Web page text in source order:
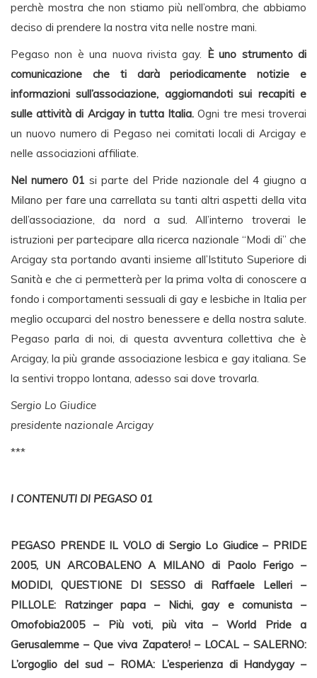
perchè mostra che non stiamo più nell’ombra, che abbiamo
deciso di prendere la nostra vita nelle nostre mani.
Pegaso non è una nuova rivista gay. È uno strumento di
comunicazione che ti darà periodicamente notizie e
informazioni sull’associazione, aggiornandoti sui recapiti e
sulle attività di Arcigay in tutta Italia. Ogni tre mesi troverai
un nuovo numero di Pegaso nei comitati locali di Arcigay e
nelle associazioni affiliate.
Nel numero 01 si parte del Pride nazionale del 4 giugno a
Milano per fare una carrellata su tanti altri aspetti della vita
dell’associazione, da nord a sud. All’interno troverai le
istruzioni per partecipare alla ricerca nazionale “Modi di” che
Arcigay sta portando avanti insieme all’Istituto Superiore di
Sanità e che ci permetterà per la prima volta di conoscere a
fondo i comportamenti sessuali di gay e lesbiche in Italia per
meglio occuparci del nostro benessere e della nostra salute.
Pegaso parla di noi, di questa avventura collettiva che è
Arcigay, la più grande associazione lesbica e gay italiana. Se
la sentivi troppo lontana, adesso sai dove trovarla.
Sergio Lo Giudice
presidente nazionale Arcigay
***
I CONTENUTI DI PEGASO 01
PEGASO PRENDE IL VOLO di Sergio Lo Giudice – PRIDE
2005, UN ARCOBALENO A MILANO di Paolo Ferigo –
MODIDI, QUESTIONE DI SESSO di Raffaele Lelleri –
PILLOLE: Ratzinger papa – Nichi, gay e comunista –
Omofobia2005 – Più voti, più vita – World Pride a
Gerusalemme – Que viva Zapatero! – LOCAL – SALERNO:
L’orgoglio del sud – ROMA: L’esperienza di Handygay –